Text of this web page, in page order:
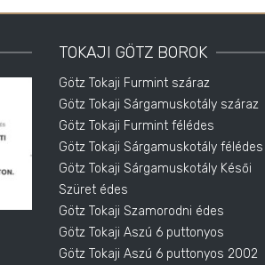
TOKAJI GÖTZ BOROK
Götz Tokaji Furmint száraz
Götz Tokaji Sárgamuskotály száraz
Götz Tokaji Furmint félédes
Götz Tokaji Sárgamuskotály félédes
Götz Tokaji Sárgamuskotály Késői
Szüret édes
Götz Tokaji Szamorodni édes
Götz Tokaji Aszú 6 puttonyos
Götz Tokaji Aszú 6 puttonyos 2002